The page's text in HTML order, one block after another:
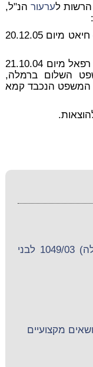
ערעורהנ"ל,
החלטת כבוד השופטת אסתר נחליאלי – חיאט מיום 20.12.05
גיל רפאל מיום 21.10.04
השלום ברמלה,
המשפט הנכבד קמא
בש"א (רמלה) 2970/04 ת"א (רמלה) 1049/03 לבני
מקצועיים